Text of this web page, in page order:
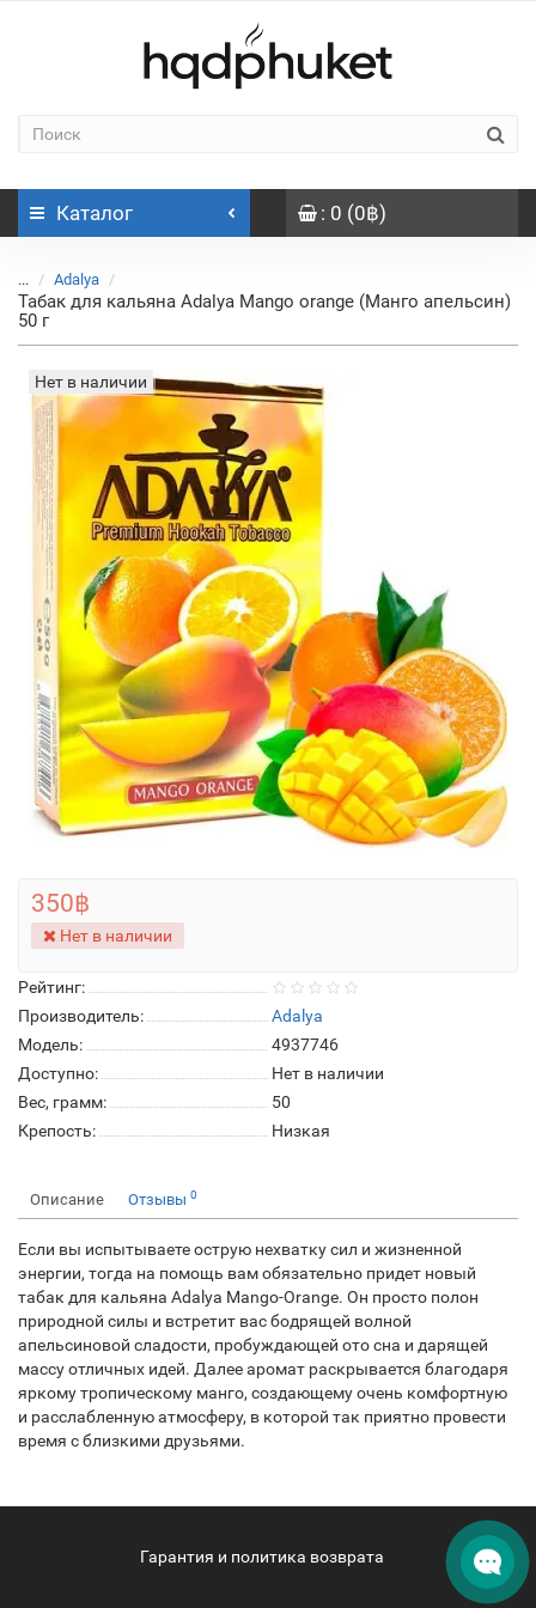
Каталог : 0 (0฿)
... Adalya
Табак для кальяна Adalya Mango orange (Манго апельсин)
50 г
Нет в наличии
Рейтинг:
Производитель:
Adalya
Модель:
4937746
Доступно:
Нет в наличии
Вес, грамм:
50
Крепость:
Низкая
350฿
Нет в наличии
Описание Отзывы 0
Если вы испытываете острую нехватку сил и жизненной
энергии, тогда на помощь вам обязательно придет новый
табак для кальяна Adalya Mango-Orange. Он просто полон
природной силы и встретит вас бодрящей волной
апельсиновой сладости, пробуждающей ото сна и дарящей
массу отличных идей. Далее аромат раскрывается благодаря
яркому тропическому манго, создающему очень комфортную
и расслабленную атмосферу, в которой так приятно провести
время с близкими друзьями.
Гарантия и политика возврата